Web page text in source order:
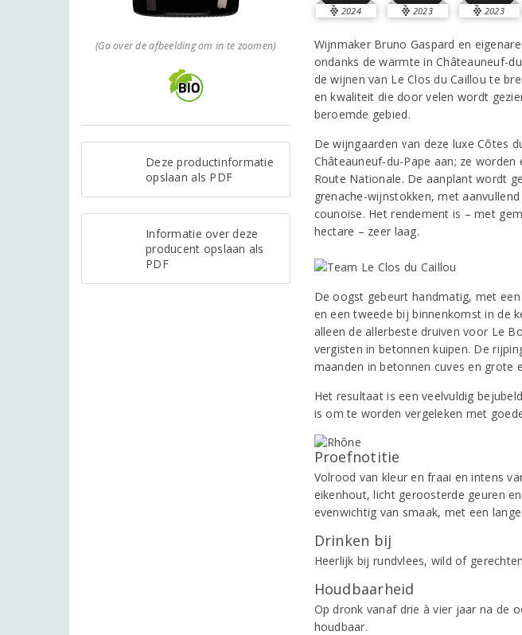
(Ga over de afbeelding om in te zoomen)
Deze productinformatie
opslaan als PDF
Informatie over deze
producent opslaan als
PDF
2024
2023
2023
Wijnmaker Bruno Gaspard en
ondanks de warmte in Châteauneuf-
de wijnen van Le Clos du Caillou te
en kwaliteit die door velen wordt
beroemde gebied.
De wijngaarden van deze luxe Côtes
Châteauneuf-du-Pape aan; ze
Route Nationale. De aanplant wordt
grenache-wijnstokken, met
counoise. Het rendement is – met
hectare – zeer laag.
De oogst gebeurt handmatig, met
en een tweede bij binnenkomst in de
alleen de allerbeste druiven voor Le
vergisten in betonnen kuipen. De
maanden in betonnen cuves en grote
Het resultaat is een veelvuldig
is om te worden vergeleken met
Proefnotitie
Volrood van kleur en fraai en intens
eikenhout, licht geroosterde geuren
evenwichtig van smaak, met een
Drinken bij
Heerlijk bij rundvlees, wild of
Houdbaarheid
Op dronk vanaf drie à vier jaar na de
houdbaar.